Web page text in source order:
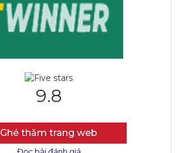
9.8
Ghé thăm trang web